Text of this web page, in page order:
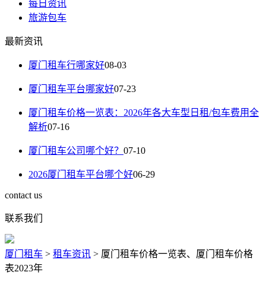
每日资讯
旅游包车
最新资讯
厦门租车行哪家好08-03
厦门租车平台哪家好07-23
厦门租车价格一览表：2026年各大车型日租/包车费用全
解析07-16
厦门租车公司哪个好？ 07-10
2026厦门租车平台哪个好06-29
contact us
联系我们
厦门租车 > 租车资讯 > 厦门租车价格一览表、厦门租车价格
表2023年